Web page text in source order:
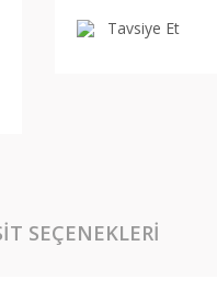
Tavsiye Et
SEÇENEKLERI